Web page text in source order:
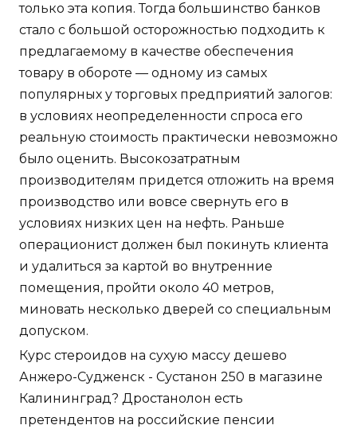
только эта копия. Тогда большинство банков
стало с большой осторожностью подходить к
предлагаемому в качестве обеспечения
товару в обороте — одному из самых
популярных у торговых предприятий залогов:
в условиях неопределенности спроса его
реальную стоимость практически невозможно
было оценить. Высокозатратным
производителям придется отложить на время
производство или вовсе свернуть его в
условиях низких цен на нефть. Раньше
операционист должен был покинуть клиента
и удалиться за картой во внутренние
помещения, пройти около 40 метров,
миновать несколько дверей со специальным
допуском.
Курс стероидов на сухую массу дешево
Анжеро-Судженск - Сустанон 250 в магазине
Калининград? Дростанолон есть
претендентов на российские пенсии